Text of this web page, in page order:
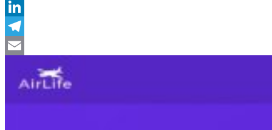
Facebook
LinkedIn
Telegram